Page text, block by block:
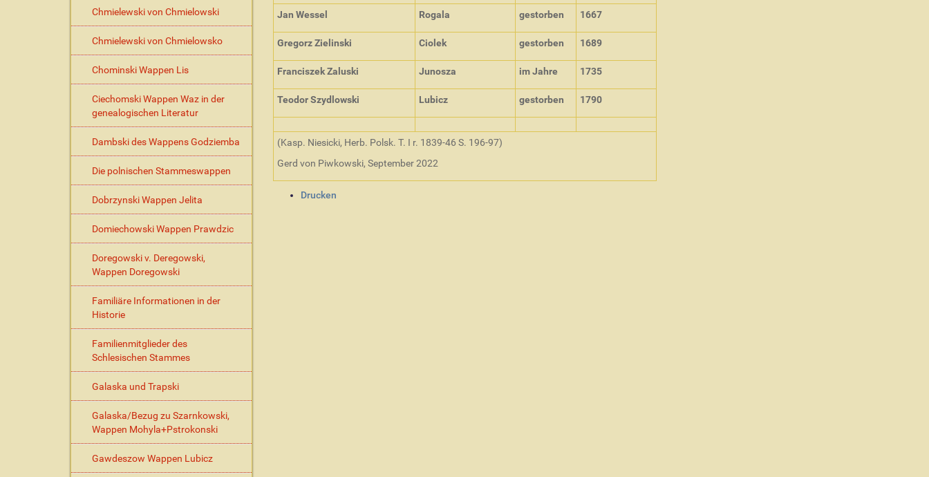
Jan Wessel Rogala gestorben 1667
Gregorz Zielinski Ciolek gestorben 1689
Franciszek Zaluski Junosza im Jahre 1735
Teodor Szydlowski Lubicz gestorben 1790
(Kasp. Niesicki, Herb. Polsk. T. I r. 1839-46 S. 196-97)
Gerd von Piwkowski, September 2022
Drucken
Chmielewski von Chmielowski
Chmielewski von Chmielowsko
Chominski Wappen Lis
Ciechomski Wappen Waz in der
genealogischen Literatur
Dambski des Wappens Godziemba
Die polnischen Stammeswappen
Dobrzynski Wappen Jelita
Domiechowski Wappen Prawdzic
Doregowski v. Deregowski,
Wappen Doregowski
Familiäre Informationen in der
Historie
Familienmitglieder des
Schlesischen Stammes
Galaska und Trapski
Galaska/Bezug zu Szarnkowski,
Wappen Mohyla+Pstrokonski
Gawdeszow Wappen Lubicz